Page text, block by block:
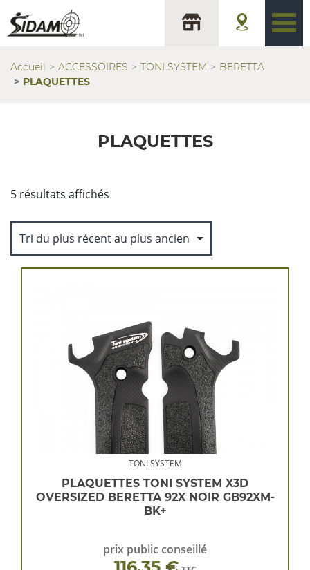
Accueil ACCESSOIRES TONI SYSTEM
BERETTA
PLAQUETTES
PLAQUETTES
5 résultats affichés
récent
au
TONI SYSTEM
PLAQUETTES TONI SYSTEM X3D
OVERSIZED BERETTA 92X NOIR GB92XM-
BK+
prix public conseillé